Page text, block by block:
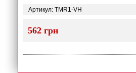
Артикул: TMR1-VH
562 грн